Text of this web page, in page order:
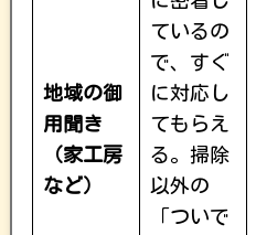
地域の御
用聞き
（家工房
など）
ているの
で、すぐ
に対応し
てもらえ
る。掃除
以外の
「ついで